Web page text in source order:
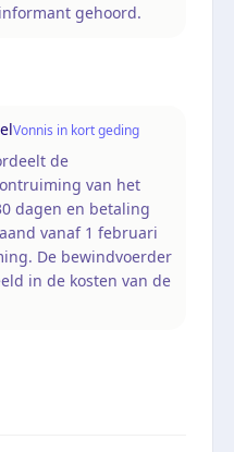
gehoord.
Vonnis in kort geding
de
van het
dagen en betaling
vanaf 1 februari
De bewindvoerder
in de kosten van de